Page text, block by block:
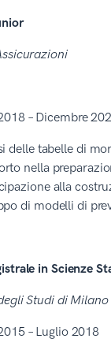
– Dicembre
delle tabelle di
nella
alla
di modelli di
in Scienze
Studi di Milano
– Luglio 2018